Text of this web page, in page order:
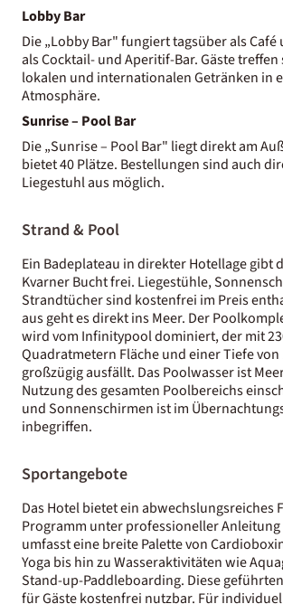
Lobby Bar
Die „Lobby Bar" fungiert tagsüber als Café
als Cocktail- und Aperitif-Bar. Gäste treffen
lokalen und internationalen Getränken in
Atmosphäre.
Sunrise – Pool Bar
Die „Sunrise – Pool Bar" liegt direkt am
bietet 40 Plätze. Bestellungen sind auch
Liegestuhl aus möglich.
Strand & Pool
Ein Badeplateau in direkter Hotellage gibt
Kvarner Bucht frei. Liegestühle,
Strandtücher sind kostenfrei im Preis
aus geht es direkt ins Meer. Der
wird vom Infinitypool dominiert, der mit
Quadratmetern Fläche und einer Tiefe
großzügig ausfällt. Das Poolwasser ist
Nutzung des gesamten Poolbereichs
und Sonnenschirmen ist im
inbegriffen.
Sportangebote
Das Hotel bietet ein abwechslungsreiches
Programm unter professioneller Anleitung
umfasst eine breite Palette von
Yoga bis hin zu Wasseraktivitäten wie
Stand-up-Paddleboarding. Diese
für Gäste kostenfrei nutzbar. Für